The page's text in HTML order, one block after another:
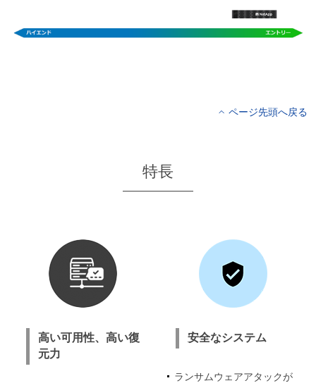
ページ先頭へ戻る
特長
高い可用性、高い復
元力
安全なシステム
ランサムウェアアタックが